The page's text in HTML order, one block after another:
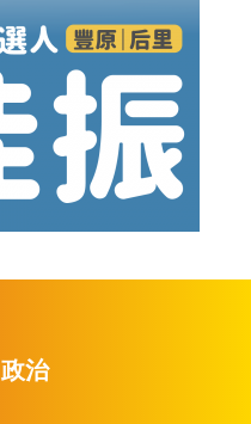
政治